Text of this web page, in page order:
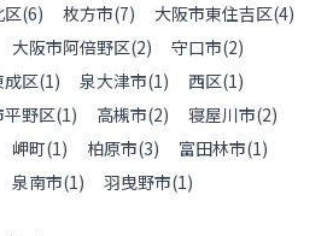
区(6) 枚方市(7) 大阪市東住吉区(4)
大阪市阿倍野区(2) 守口市(2)
成区(1) 泉大津市(1) 西区(1)
野区(1) 高槻市(2) 寝屋川市(2)
岬町(1) 柏原市(3) 富田林市(1)
泉南市(1) 羽曳野市(1)